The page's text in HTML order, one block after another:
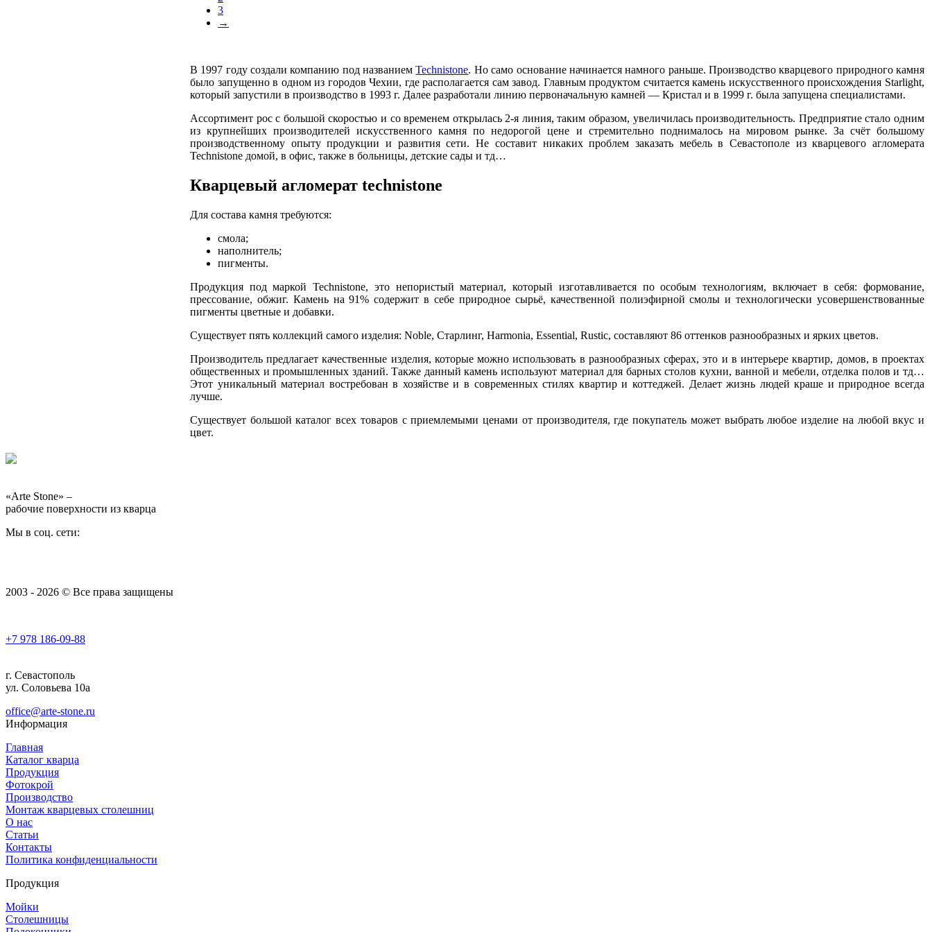
3
→
В 1997 году создали компанию под названиемTechnistone. Но само основание начинается намного раньше. Производство кварцевого природного камня
было запущенно в одном из городов Чехии, где располагается сам завод. Главным продуктом считается камень искусственного происхождения Starlight,
который запустили в производство в 1993 г. Далее разработали линию первоначальную камней — Кристал и в 1999 г. была запущена специалистами.
Ассортимент рос с большой скоростью и со временем открылась 2‐я линия, таким образом, увеличилась производительность. Предприятие стало одним
из крупнейших производителей искусственного камня по недорогой цене и стремительно поднималось на мировом рынке. За счёт большому
производственному опыту продукции и развития сети. Не составит никаких проблем заказать мебель в Севастополе из кварцевого агломерата
Technistone домой, в офис, также в больницы, детские сады и тд…
Кварцевый агломерат technistone
Для состава камня требуются:
смола;
наполнитель;
пигменты.
Продукция под маркой Technistone, это непористый материал, который изготавливается по особым технологиям, включает в себя: формование,
прессование, обжиг. Камень на 91% содержит в себе природное сырьё, качественной полиэфирной смолы и технологически усовершенствованные
пигменты цветные и добавки.
Существует пять коллекций самого изделия: Noble, Старлинг, Harmonia, Essential, Rustic, составляют 86 оттенков разнообразных и ярких цветов.
Производитель предлагает качественные изделия, которые можно использовать в разнообразных сферах, это и в интерьере квартир, домов, в проектах
общественных и промышленных зданий. Также данный камень используют материал для барных столов кухни, ванной и мебели, отделка полов и тд…
Этот уникальный материал востребован в хозяйстве и в современных стилях квартир и коттеджей. Делает жизнь людей краше и природное всегда
лучше.
Существует большой каталог всех товаров с приемлемыми ценами от производителя, где покупатель может выбрать любое изделие на любой вкус и
цвет.
«Arte Stone» –
рабочие поверхности из кварца
Мы в соц. сети:
2003 - 2026 © Все права защищены
+7 978 186-09-88
г. Севастополь
ул. Соловьева 10а
office@arte-stone.ru
Информация
Главная
Каталог кварца
Продукция
Фотокрой
Производство
Монтаж кварцевых столешниц
О нас
Статьи
Контакты
Политика конфиденциальности
Продукция
Мойки
Столешницы